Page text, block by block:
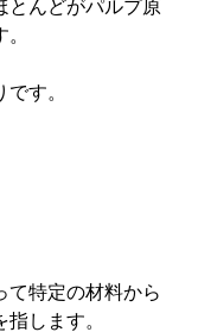
とんどがパルプ原
す。
て特定の材料から
します。